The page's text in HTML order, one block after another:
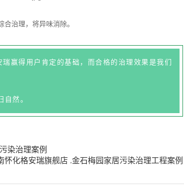
合治理，将异味消除。
得用户肯定的基础，而合格的治理效果是我们
然。
染治理案例
怀化格安瑞旗舰店 .金石梅园家居污染治理工程案例